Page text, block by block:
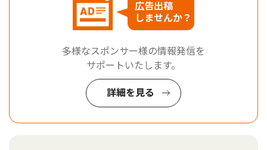
広告出稿
しませんか？
多様なスポンサー様の情報発信を
サポートいたします。
詳細を見る